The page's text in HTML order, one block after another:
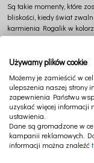
Są takie momenty, które
bliskości, kiedy świat
karmienia Rogalik w
wyjątkowe chwile
Jej ergonomiczny kształt
mamy, dając stabilne i
możesz skupić się na
dotyku, które budują
naturalnej pozycji, a Ty
Biel tej poduszki to coś
Rozświetla przestrzeń,
codziennych rytuałów. To
wyciszenia, tak potrzebną
Używamy plików cookie
Możemy je zamieścić w
ulepszenia naszej strony
zapewnienia Państwu
uzyskać więcej informacji
ustawienia.
Dane są gromadzone w
kampanii reklamowych.
informacji można znaleźć